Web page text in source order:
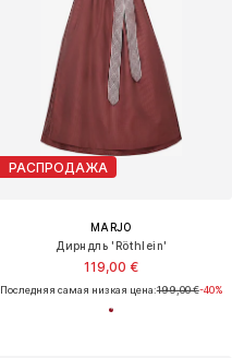
РАСПРОДАЖА
MARJO
Дирндль 'Röthlein'
119,00 €
Последняя самая низкая цена:199,00 €-40%